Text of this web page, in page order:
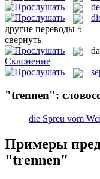
другие переводы 5
свернуть
Склонение
"trennen":
die Spreu vom
Примеры
"trennen"